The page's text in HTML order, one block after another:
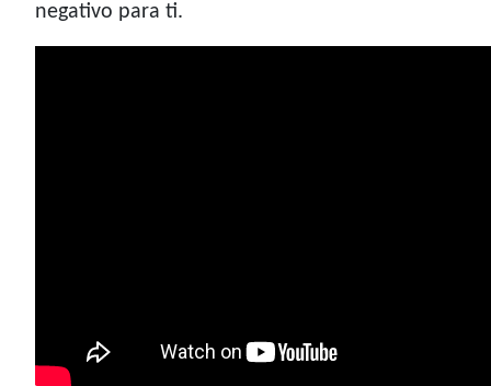
negativo para ti.